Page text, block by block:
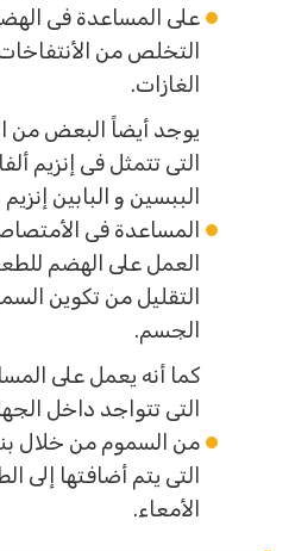
على المساعدة فى
التخلص من
الغازات.
يوجد أيضاً البعض من
التى تتمثل فى إنزيم
الببسين و البابين
المساعدة فى
العمل على الهضم
التقليل من تكوين
الجسم.
كما أنه يعمل على
التى تتواجد داخل
من السموم من خلال
التى يتم أضافتها إلى
الأمعاء.